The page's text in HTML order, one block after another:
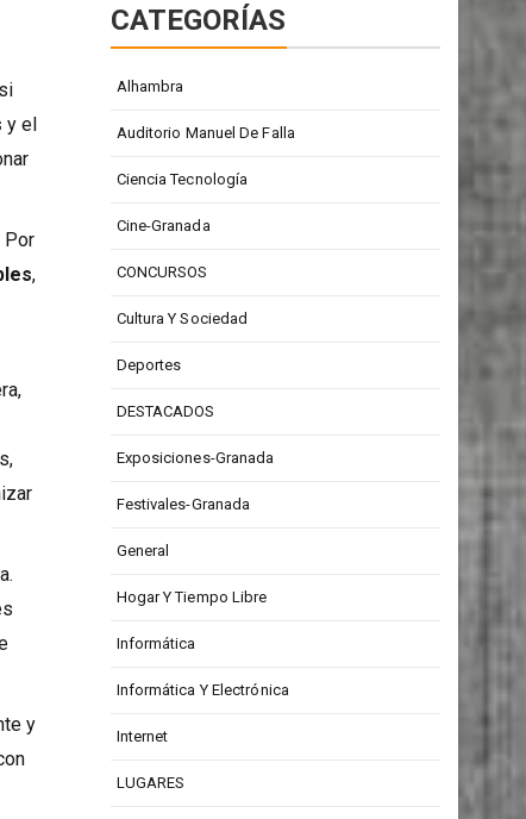
y el
Por
y
Alhambra
Auditorio Manuel De Falla
Ciencia Tecnología
Cine-Granada
CONCURSOS
Cultura Y Sociedad
Deportes
DESTACADOS
Exposiciones-Granada
Festivales-Granada
General
Hogar Y Tiempo Libre
Informática
Informática Y Electrónica
Internet